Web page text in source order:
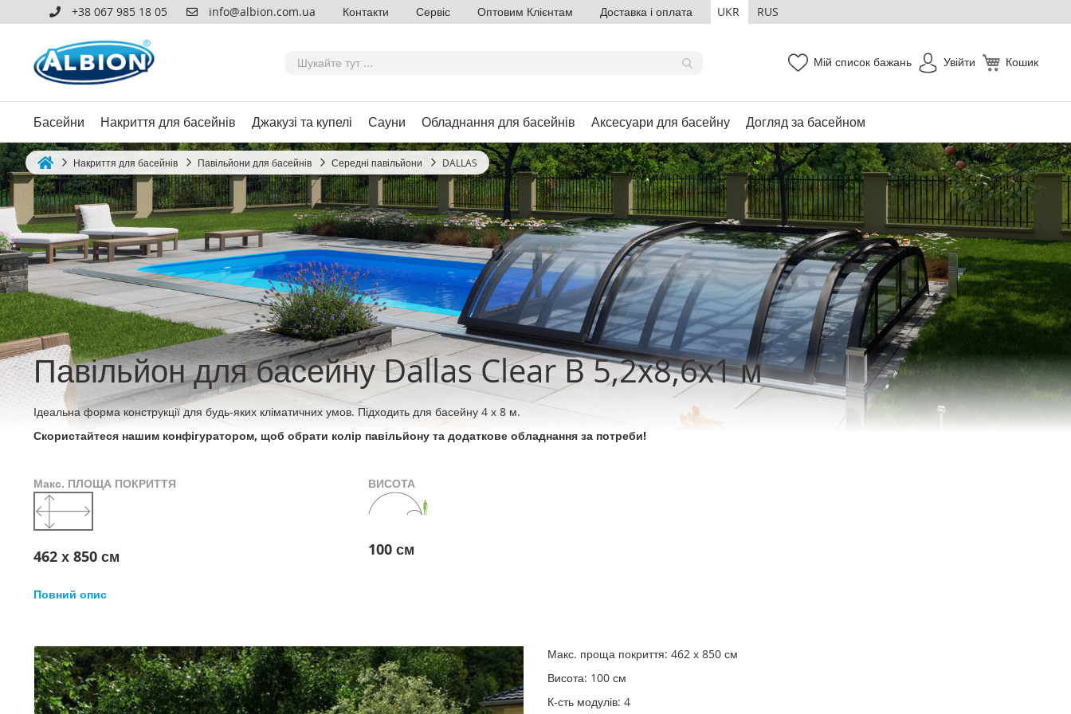
+38 067 985 18 05 info@albion.com.ua Контакти Сервіс Оптовим Клієнтам Доставка і оплата UKR RUS
Кошик
Мій список бажань Увійти
Басейни Накриття для басейнів Джакузі та купелі Сауни Обладнання для басейнів Аксесуари для басейну Догляд за басейном
Накриття для басейнів Павільйони для басейнів Середні павільйони DALLAS
Павільйон для басейну Dallas Clear B 5,2х8,6х1 м
Ідеальна форма конструкції для будь-яких кліматичних умов. Підходить для басейну 4 х 8 м.
Скористайтеся нашим конфігуратором, щоб обрати колір павільйону та додаткове обладнання за потреби!
Макс. ПЛОЩА ПОКРИТТЯ
462 х 850 см
ВИСОТА
100 см
Повний опис
Перейти
до
кінця
галереї
Макс. проща покриття: 462 х 850 см
Висота: 100 см
К-сть модулів: 4